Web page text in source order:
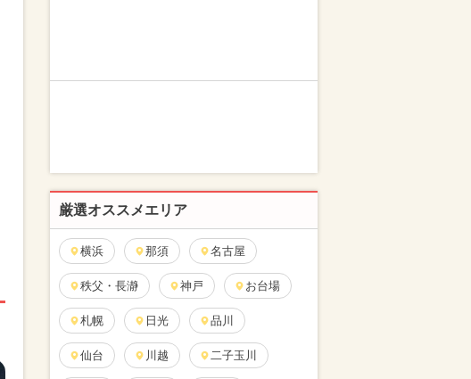
厳選オススメエリア
横浜 那須 名古屋
秩父・長瀞 神戸 お台場
札幌 日光 品川
仙台 川越 二子玉川